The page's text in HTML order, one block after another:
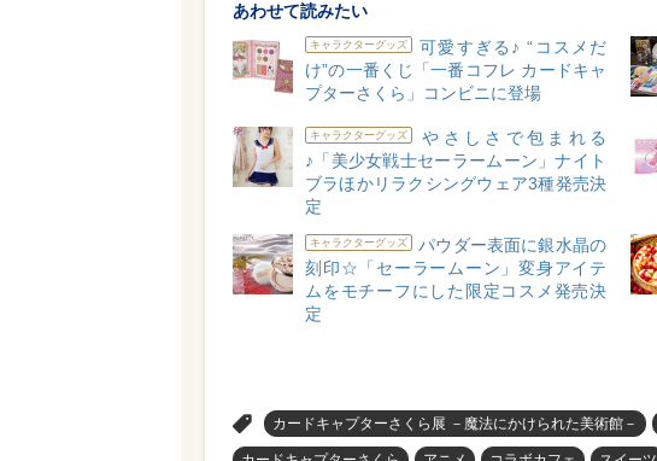
あわせて読みたい
キャラクターグッズ
可愛すぎる♪ “コスメだ
け”の一番くじ「一番コフレ カードキャ
プターさくら」コンビニに登場
キャラクターグッズ
やさしさで包まれる
♪「美少女戦士セーラームーン」ナイト
ブラほかリラクシングウェア3種発売決
定
キャラクターグッズ
パウダー表面に銀水晶の
刻印☆「セーラームーン」変身アイテ
ムをモチーフにした限定コスメ発売決
定
カードキャプターさくら展 －魔法にかけられた美術館－